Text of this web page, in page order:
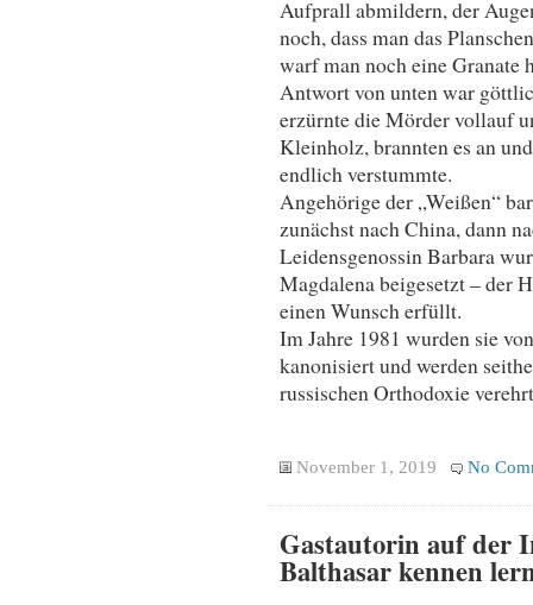
Aufprall abmildern, der
noch, dass man das
warf man noch eine Granate
Antwort von unten war
erzürnte die Mörder vollauf
Kleinholz, brannten es an
endlich verstummte.
Angehörige der „Weißen“
zunächst nach China, dann
Leidensgenossin Barbara
Magdalena beigesetzt – der
einen Wunsch erfüllt.
Im Jahre 1981 wurden sie
kanonisiert und werden
russischen Orthodoxie
November 1, 2019 No
Gastautorin auf der
Balthasar kennen